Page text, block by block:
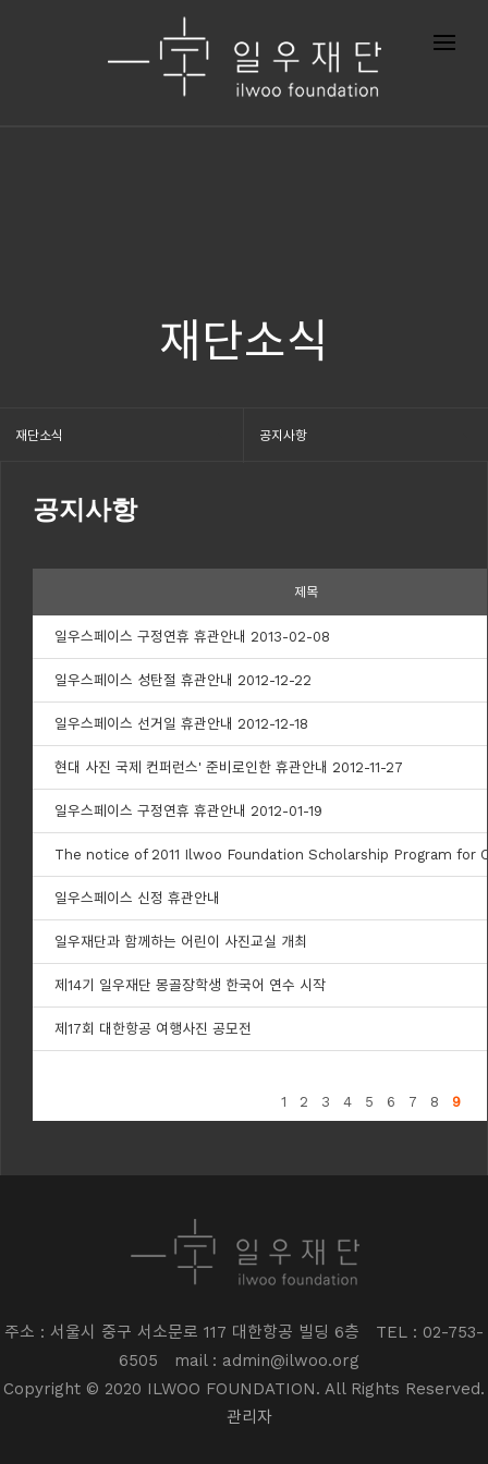
재단소식
재단소식 공지사항
공지사항
제목
일우스페이스 구정연휴 휴관안내 2013-02-08
일우스페이스 성탄절 휴관안내 2012-12-22
일우스페이스 선거일 휴관안내 2012-12-18
현대 사진 국제 컨퍼런스' 준비로인한 휴관안내 2012-11-27
일우스페이스 구정연휴 휴관안내 2012-01-19
The notice of 2011 Ilwoo Foundation Scholarship Program for
일우스페이스 신정 휴관안내
일우재단과 함께하는 어린이 사진교실 개최
제14기 일우재단 몽골장학생 한국어 연수 시작
제17회 대한항공 여행사진 공모전
1 2 3 4 5 6 7 8 9
주소 : 서울시 중구 서소문로 117 대한항공 빌딩 6층
TEL : 02-753-
6505
mail : admin@ilwoo.org
Copyright © 2020 ILWOO FOUNDATION. All Rights Reserved.
관리자